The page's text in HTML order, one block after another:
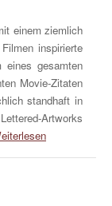
einem ziemlich
inspirierte
eines gesamten
Movie-Zitaten
standhaft in
Artworks